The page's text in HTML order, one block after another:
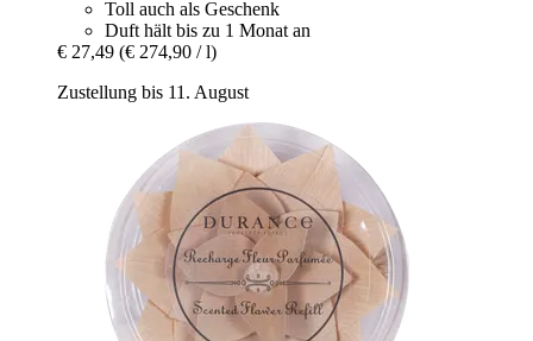
Toll auch als Geschenk
Duft hält bis zu 1 Monat an
€ 27,49 (€ 274,90 / l)
Zustellung bis 11. August